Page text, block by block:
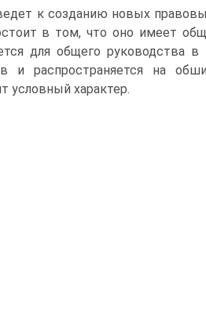
к созданию новых
в том, что оно имеет
для общего руководства
и распространяется на
условный характер.